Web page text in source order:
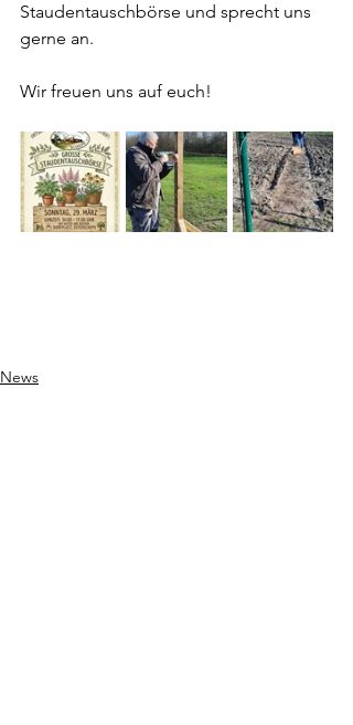
Staudentauschbörse und sprecht uns
gerne an.
Wir freuen uns auf euch!
News